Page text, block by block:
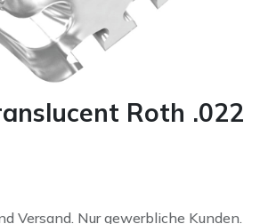
Roth .022
Versand. Nur gewerbliche Kunden.